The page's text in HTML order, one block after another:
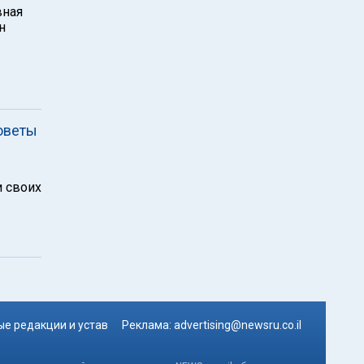
своих
редакции и устав Реклама: advertising@newsru.co.il